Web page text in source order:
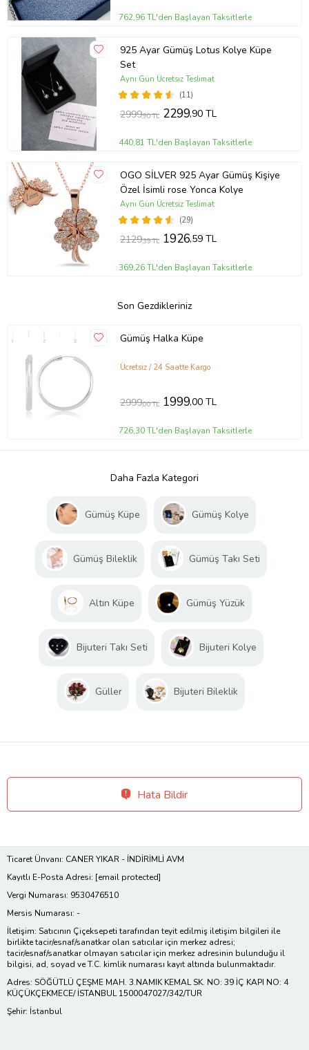
762,96 TL'den Başlayan Taksitlerle
925 Ayar Gümüş Lotus Kolye Küpe
Set
(11)
Aynı Gün Ücretsiz Teslimat
2999,90 TL 2299,90 TL
440,81 TL'den Başlayan Taksitlerle
OGO SİLVER 925 Ayar Gümüş Kişiye
Özel İsimli rose Yonca Kolye
(29)
Aynı Gün Ücretsiz Teslimat
2129,39 TL 1926,59 TL
369,26 TL'den Başlayan Taksitlerle
Son Gezdikleriniz
Gümüş Halka Küpe
Ücretsiz / 24 Saatte Kargo
2999,00 TL 1999,00 TL
726,30 TL'den Başlayan Taksitlerle
Daha Fazla Kategori
Gümüş Küpe Gümüş Kolye
Gümüş Bileklik Gümüş Takı Seti
Altın Küpe Gümüş Yüzük
Bijuteri Takı Seti Bijuteri Kolye
Güller Bijuteri Bileklik
Hata Bildir
Ticaret Ünvanı: CANER YIKAR - İNDİRİMLİ AVM
Kayıtlı E-Posta Adresi: [email protected]
Vergi Numarası: 9530476510
Mersis Numarası: -
İletişim: Satıcının Çiçeksepeti tarafından teyit edilmiş iletişim bilgileri ile
birlikte tacir/esnaf/sanatkar olan satıcılar için merkez adresi;
tacir/esnaf/sanatkar olmayan satıcılar için merkez adresinin bulunduğu il
bilgisi, ad, soyad ve T.C. kimlik numarası kayıt altında bulunmaktadır.
Adres: SÖĞÜTLÜ ÇEŞME MAH. 3.NAMIK KEMAL SK. NO: 39 İÇ KAPI NO: 4
KÜÇÜKÇEKMECE/ İSTANBUL 1500047027/342/TUR
Şehir: İstanbul